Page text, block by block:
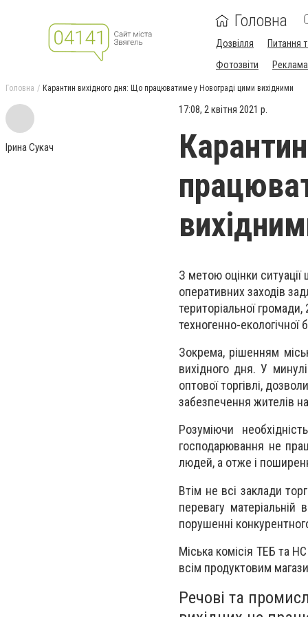
Головна
Дозвілля Питання
Фотозвіти
Реклама
Головна Карантин вихідного дня: Що працюватиме у Новограді цими вихідними
Ірина Сукач
17:08, 2 квітня 2021 р.
З метою оцінки
оперативних заходів
територіальної громади,
техногенно-екологічної
Зокрема, рішенням
вихідного дня. У
оптової торгівлі,
забезпечення жителів
Розуміючи
господарювання не
людей, а отже і
Втім не всі заклади
перевагу
порушенні
Міська комісія ТЕБ та
всім продуктовим
Речові та